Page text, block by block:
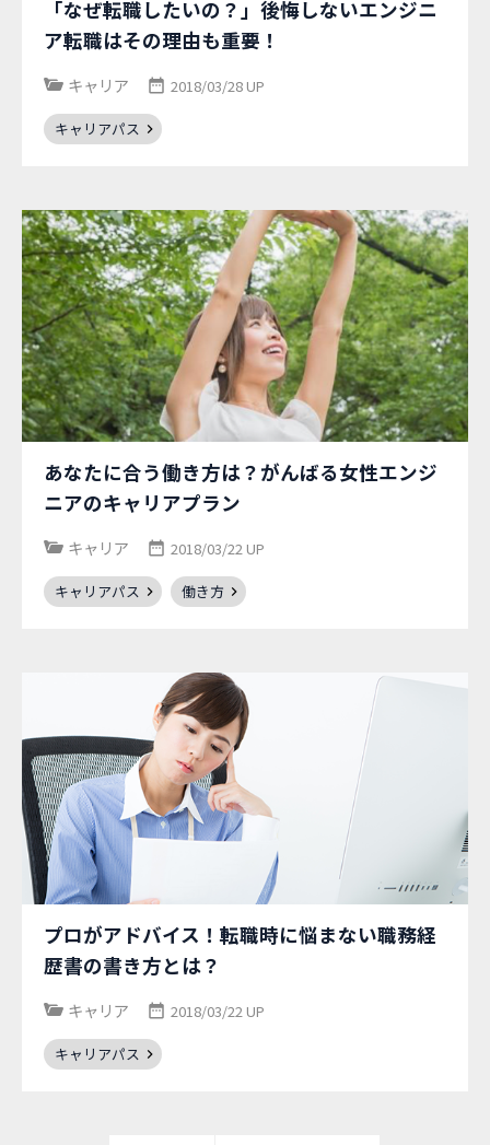
「なぜ転職したいの？」後悔しないエンジニ
ア転職はその理由も重要！
キャリア 2018/03/28 UP
キャリアパス
あなたに合う働き方は？がんばる女性エンジ
ニアのキャリアプラン
キャリア 2018/03/22 UP
キャリアパス 働き方
プロがアドバイス！転職時に悩まない職務経
歴書の書き方とは？
キャリア 2018/03/22 UP
キャリアパス